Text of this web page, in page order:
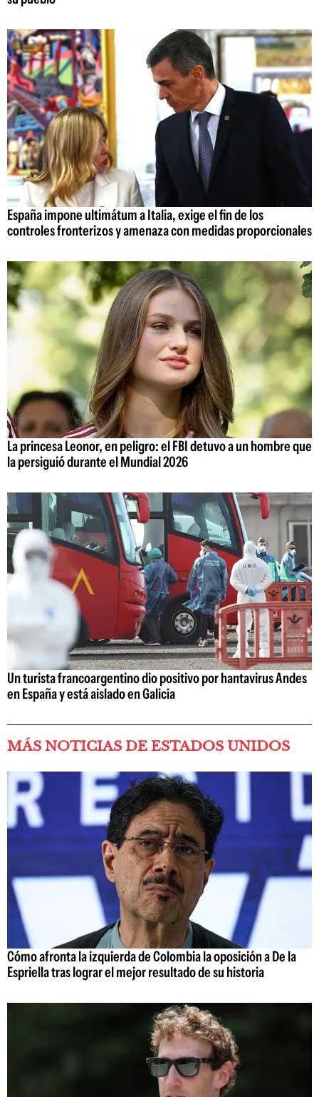
España impone ultimátum a Italia, exige el fin de los
controles fronterizos y amenaza con medidas proporcionales
La princesa Leonor, en peligro: el FBI detuvo a un hombre que
la persiguió durante el Mundial 2026
Un turista francoargentino dio positivo por hantavirus Andes
en España y está aislado en Galicia
MÁS NOTICIAS DE ESTADOS UNIDOS
Cómo afronta la izquierda de Colombia la oposición a De la
Espriella tras lograr el mejor resultado de su historia